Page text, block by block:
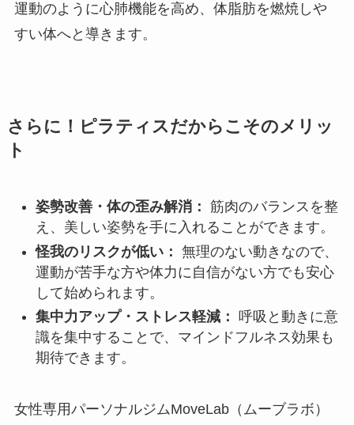
運動のように心肺機能を高め、体脂肪を燃焼しや
すい体へと導きます。
さらに！ピラティスだからこそのメリッ
ト
姿勢改善・体の歪み解消： 筋肉のバランスを整
え、美しい姿勢を手に入れることができます。
怪我のリスクが低い： 無理のない動きなので、
運動が苦手な方や体力に自信がない方でも安心
して始められます。
集中力アップ・ストレス軽減： 呼吸と動きに意
識を集中することで、マインドフルネス効果も
期待できます。
女性専用パーソナルジムMoveLab（ムーブラボ）